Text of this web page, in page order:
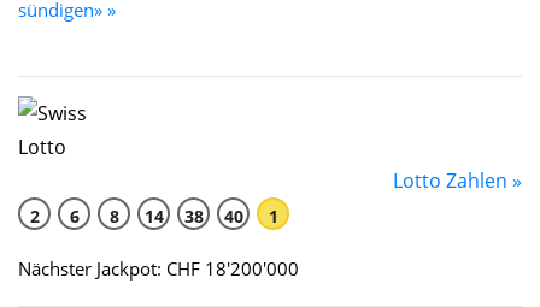
sündigen» »
Lotto Zahlen »
2 6 8 14 38 40 1
Nächster Jackpot: CHF 18'200'000